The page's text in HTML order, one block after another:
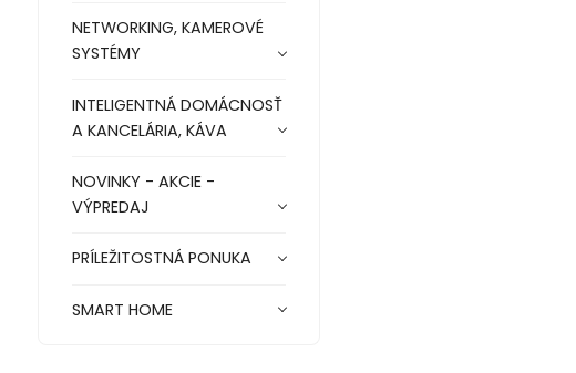
NETWORKING, KAMEROVÉ
SYSTÉMY
INTELIGENTNÁ DOMÁCNOSŤ
A KANCELÁRIA, KÁVA
NOVINKY - AKCIE -
VÝPREDAJ
PRÍLEŽITOSTNÁ PONUKA
SMART HOME